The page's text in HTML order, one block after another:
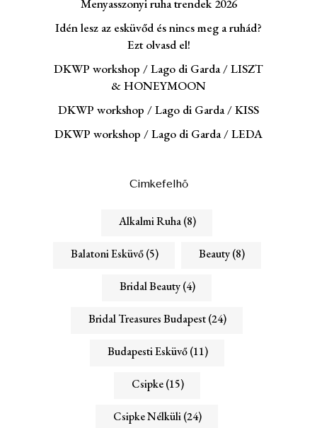
Menyasszonyi ruha trendek 2026
Idén lesz az esküvőd és nincs meg a ruhád?
Ezt olvasd el!
DKWP workshop / Lago di Garda / LISZT
& HONEYMOON
DKWP workshop / Lago di Garda / KISS
DKWP workshop / Lago di Garda / LEDA
Cimkefelhő
Alkalmi Ruha(8)
Balatoni Esküvő(5) Beauty(8)
Bridal Beauty(4)
Bridal Treasures Budapest(24)
Budapesti Esküvő(11)
Csipke(15)
Csipke Nélküli(24)